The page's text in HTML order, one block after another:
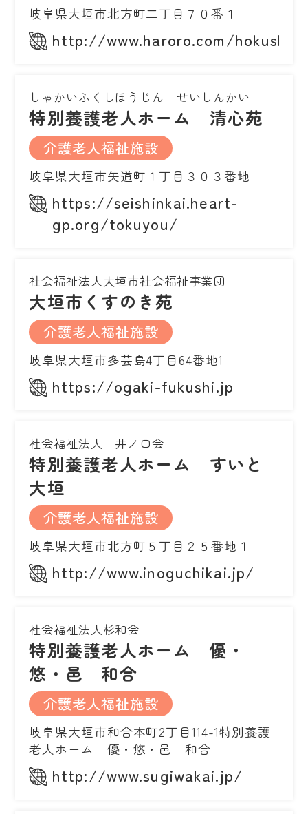
岐阜県大垣市北方町二丁目７０番１
http://www.haroro.com/hokushin
しゃかいふくしほうじん せいしんかい
特別養護老人ホーム 清心苑
介護老人福祉施設
岐阜県大垣市矢道町１丁目３０３番地
https://seishinkai.heart-
gp.org/tokuyou/
社会福祉法人大垣市社会福祉事業団
大垣市くすのき苑
介護老人福祉施設
岐阜県大垣市多芸島4丁目64番地1
https://ogaki-fukushi.jp
社会福祉法人 井ノ口会
特別養護老人ホーム すいと
大垣
介護老人福祉施設
岐阜県大垣市北方町５丁目２５番地１
http://www.inoguchikai.jp/
社会福祉法人杉和会
特別養護老人ホーム 優・
悠・邑 和合
介護老人福祉施設
岐阜県大垣市和合本町2丁目114-1特別養護
老人ホーム 優・悠・邑 和合
http://www.sugiwakai.jp/